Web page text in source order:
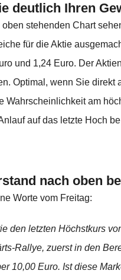
deutlich Ihren
stehenden Chart
für die Aktie
und 1,24 Euro. Der
Optimal, wenn Sie direkt
Wahrscheinlichkeit am
auf das letzte Hoch
nach oben
Worte vom Freitag:
den letzten Höchstkurs
Rallye, zuerst in den
10,00 Euro. Ist diese